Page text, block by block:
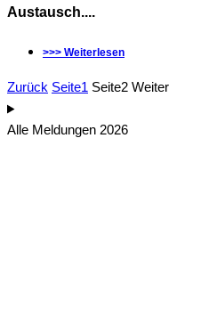
Austausch....
>>> Weiterlesen
Zurück Seite1 Seite2 Weiter
Alle Meldungen 2026